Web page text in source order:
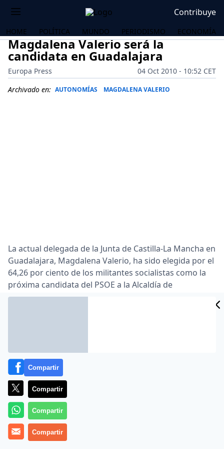
Contribuye
HOME POLÍTICA MUNDO PERIODISMO ECONOMÍA
Magdalena Valerio será la
candidata en Guadalajara
Europa Press
04 Oct 2010 - 10:52 CET
Archivado en: AUTONOMÍAS MAGDALENA VALERIO
La actual delegada de la Junta de Castilla-La Mancha en
Guadalajara, Magdalena Valerio, ha sido elegida por el
64,26 por ciento de los militantes socialistas como la
próxima candidata del PSOE a la Alcaldía de
Guadalajara, venciendo a la actual subdelegada del
para Araceli Muñoz. Los datos de participación han
alcanzado el 88,05%, ya que han votado 333 de los 376
militantes con derecho a voto.
Compartir
Compartir
Compartir
Compartir